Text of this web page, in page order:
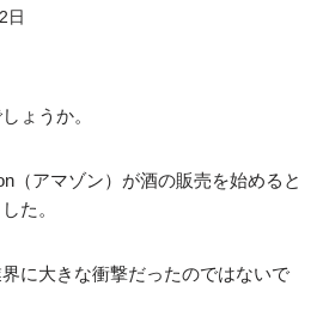
日
ょうか。
（アマゾン）が酒の販売を始めると
た。
に大きな衝撃だったのではないで